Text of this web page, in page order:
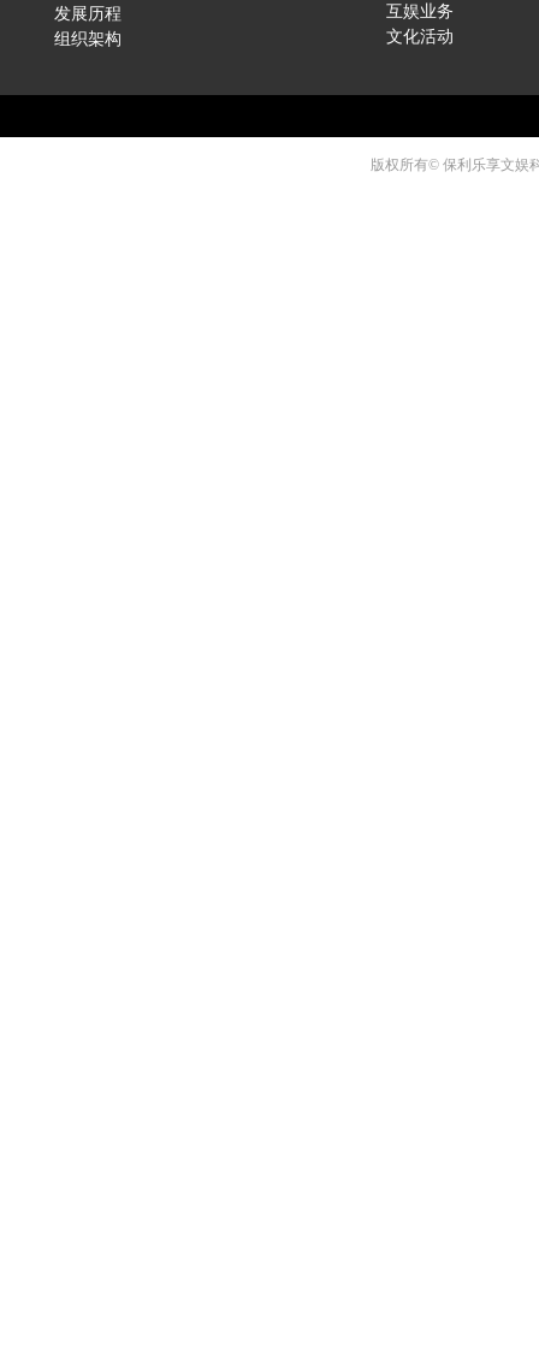
互娱业务
文化活动
发展历程
组织架构
版权所有© 保利乐享文娱